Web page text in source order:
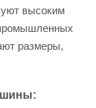
высоким
размеры,
шины: